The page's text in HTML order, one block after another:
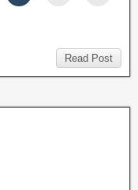
Read Post